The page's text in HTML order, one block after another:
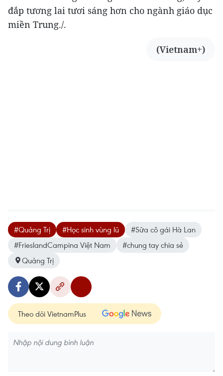
đắp tương lai tươi sáng hơn cho ngành giáo dục
miền Trung./.
(Vietnam+)
#Quảng Trị #Học sinh vùng lũ
#Sữa cô gái Hà Lan
#FrieslandCampina Việt Nam
#chung tay chia sẻ
Quảng Trị
Theo dõi VietnamPlus